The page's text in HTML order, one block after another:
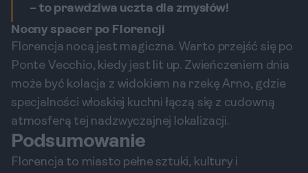
– to prawdziwa uczta dla zmysłów!
Nocny spacer po Florencji
Florencja nocą jest magiczna. Warto przejść się po
Ponte Vecchio, kiedy jest lit up. Zwieńczeniem dnia
może być kolacja z widokiem na rzekę Arno, gdzie
specjalności włoskiej kuchni łączą się z cudowną
atmosferą tej nadzwyczajnej lokalizacji.
Podsumowanie
Florencja to miasto pełne sztuki, kultury i